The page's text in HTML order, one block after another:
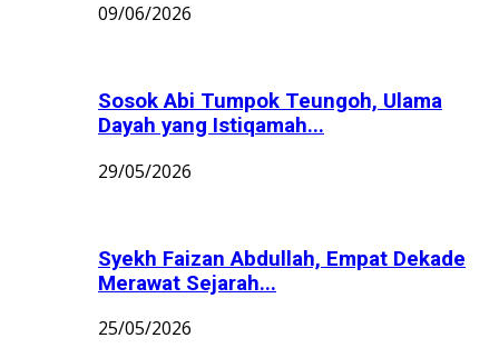
09/06/2026
Sosok Abi Tumpok Teungoh, Ulama
Dayah yang Istiqamah...
29/05/2026
Syekh Faizan Abdullah, Empat Dekade
Merawat Sejarah...
25/05/2026